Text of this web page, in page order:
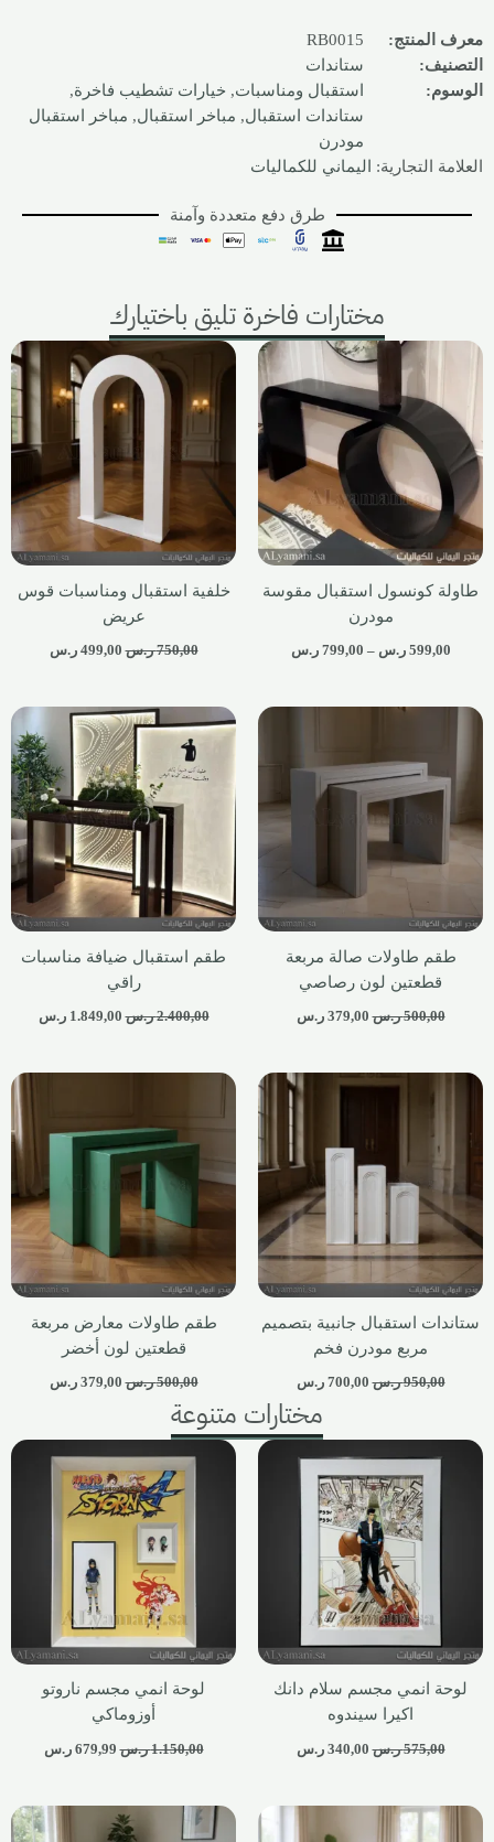
معرف المنتج:
RB0015
التصنيف:
ستاندات
الوسوم:
استقبال ومناسبات, خيارات تشطيب فاخرة,
ستاندات استقبال, مباخر استقبال, مباخر استقبال
مودرن
العلامة التجارية:
اليماني للكماليات
طرق دفع متعددة وآمنة
مختارات فاخرة تليق باختيارك
طاولة كونسول استقبال مقوسة
مودرن
599,00 ر.س –
799,00 ر.س
خلفية استقبال ومناسبات قوس
عريض
750,00 ر.س 499,00 ر.س
طقم طاولات صالة مربعة
قطعتين لون رصاصي
500,00 ر.س 379,00 ر.س
طقم استقبال ضيافة مناسبات
راقي
2.400,00 ر.س 1.849,00 ر.س
ستاندات استقبال جانبية بتصميم
مربع مودرن فخم
950,00 ر.س 700,00 ر.س
طقم طاولات معارض مربعة
قطعتين لون أخضر
500,00 ر.س 379,00 ر.س
مختارات متنوعة
لوحة انمي مجسم سلام دانك
اكيرا سيندوه
575,00 ر.س 340,00 ر.س
لوحة انمي مجسم ناروتو
أوزوماكي
1.150,00 ر.س 679,99 ر.س